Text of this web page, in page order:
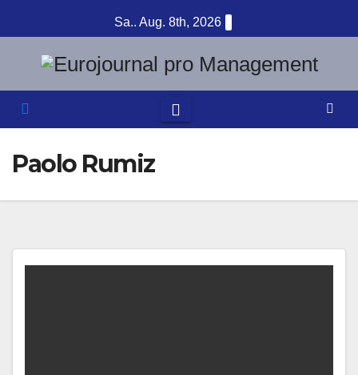
Inhalt
springen
Sa.. Aug. 8th, 2026
Paolo Rumiz